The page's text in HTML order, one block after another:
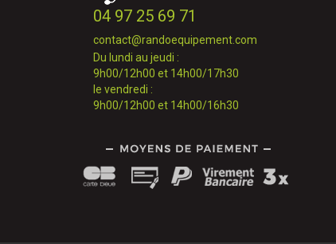
04 97 25 69 71
contact@randoequipement.com
Du lundi au jeudi :
9h00/12h00 et 14h00/17h30
le vendredi :
9h00/12h00 et 14h00/16h30